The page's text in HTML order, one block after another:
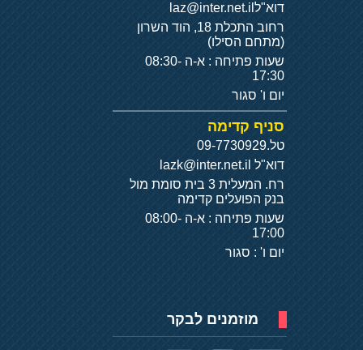
דוא"ל laz@inter.net.il
רחוב התכלת 18, הוד השרון
(מתחם הסילו)
שעות פתיחה : א-ה 08:30-
17:30
יום ו' סגור
סניף קדימה
טל.09-7730929
דוא"ל
רח. המעלית 3 בית סומת מול
בנק הפועלים קדימה
שעות פתיחה : א-ה 08:00-
17:00
יום ו' : סגור
מוזמנים לבקר